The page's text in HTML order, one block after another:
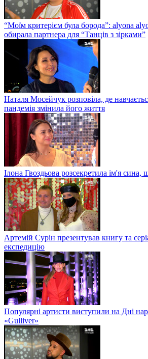
“Моїм критерієм була борода”: alyona
обирала партнера для “Танців з зірками”
Наталя Мосейчук розповіла, де
пандемія змінила його життя
Ілона Гвоздьова розсекретила ім'я сина,
Артемій Сурін презентував книгу та
експедицію
Популярні артисти виступили на Дні
«Gulliver»